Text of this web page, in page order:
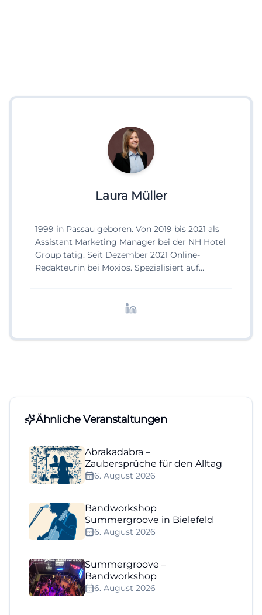
Laura Müller
1999 in Passau geboren. Von 2019 bis 2021 als
Assistant Marketing Manager bei der NH Hotel
Group tätig. Seit Dezember 2021 Online-
Redakteurin bei Moxios. Spezialisiert auf
Ähnliche Veranstaltungen
Abrakadabra –
Zaubersprüche für den Alltag
6. August 2026
Bandworkshop
Summergroove in Bielefeld
6. August 2026
Summergroove –
Bandworkshop
6. August 2026